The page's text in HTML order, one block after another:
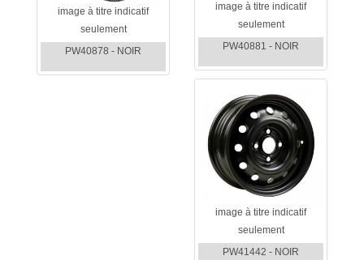
image à titre indicatif
seulement
PW40878 - NOIR
image à titre indicatif
seulement
PW40881 - NOIR
image à titre indicatif
seulement
PW41442 - NOIR